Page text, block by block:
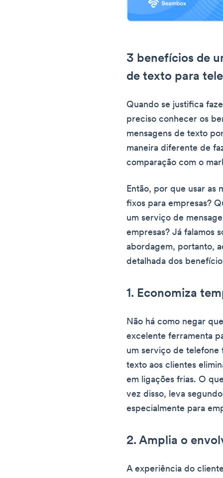
3 benefícios de
de texto para
Quando se justifica
preciso conhecer os
mensagens de texto
maneira diferente de
comparação com o
Então, por que usar as
fixos para empresas?
um serviço de
empresas? Já falamos
abordagem, portanto,
detalhada dos
1. Economiza
Não há como negar
excelente ferramenta
um serviço de telefone
texto aos clientes
em ligações frias. O
vez disso, leva
especialmente para
2. Amplia o
A experiência do